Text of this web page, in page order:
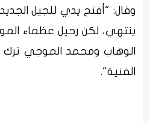
وقال: "أفتح يدي للجيل
ينتهي، لكن رحيل عظماء
الوهاب ومحمد الموجي ترك
الفنية".